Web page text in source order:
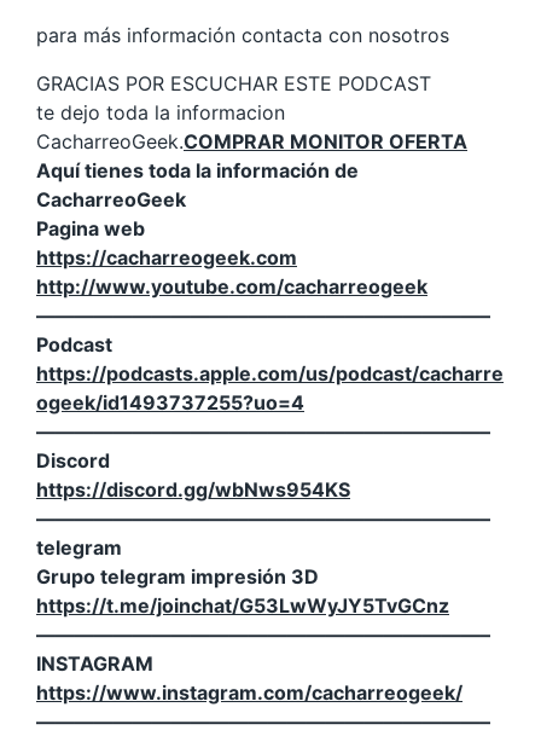
para más información contacta con nosotros
GRACIAS POR ESCUCHAR ESTE PODCAST
te dejo toda la informacion
CacharreoGeek.COMPRAR MONITOR OFERTA
Aquí tienes toda la información de
CacharreoGeek
Pagina web
https://cacharreogeek.com
http://www.youtube.com/cacharreogeek
———————————————————————–
Podcast
https://podcasts.apple.com/us/podcast/cacharre
ogeek/id1493737255?uo=4
———————————————————————–
Discord
https://discord.gg/wbNws954KS
———————————————————————–
telegram
Grupo telegram impresión 3D
https://t.me/joinchat/G53LwWyJY5TvGCnz
———————————————————————–
INSTAGRAM
https://www.instagram.com/cacharreogeek/
———————————————————————–